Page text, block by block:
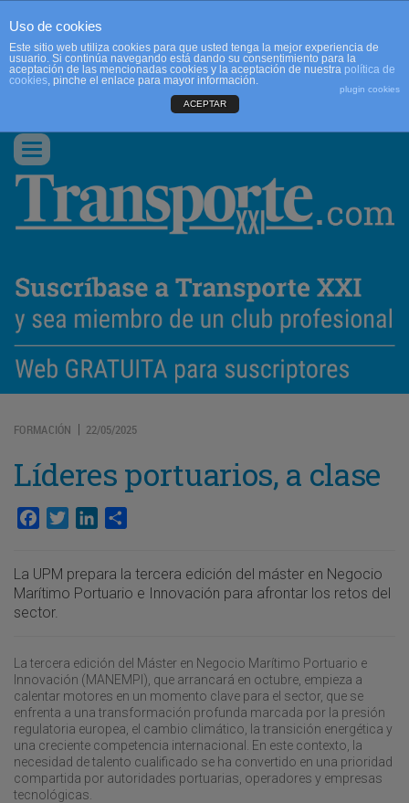
CONTACTO
Conmutar
navegación
FORMACIÓN | 22/05/2025
Líderes portuarios, a clase
Facebook
TwitterLinkedIn
La UPM prepara la tercera edición del máster en Negocio
Marítimo Portuario e Innovación para afrontar los retos del
sector.
La tercera edición del Máster en Negocio Marítimo Portuario e
Innovación (MANEMPI), que arrancará en octubre, empieza a
calentar motores en un momento clave para el sector, que se
enfrenta a una transformación profunda marcada por la presión
regulatoria europea, el cambio climático, la transición energética y
una creciente competencia internacional. En este contexto, la
necesidad de talento cualificado se ha convertido en una prioridad
compartida por autoridades portuarias, operadores y empresas
tecnológicas.
Uso de cookies
Este sitio web utiliza cookies para que usted tenga la mejor experiencia de
usuario. Si continúa navegando está dando su consentimiento para la
aceptación de las mencionadas cookies y la aceptación de nuestra política de
cookies, pinche el enlace para mayor información.
plugin cookies
ACEPTAR